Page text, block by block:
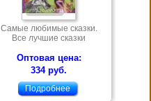
Самые любимые сказки.
Все лучшие сказки
Оптовая цена:
334 руб.
Подробнее